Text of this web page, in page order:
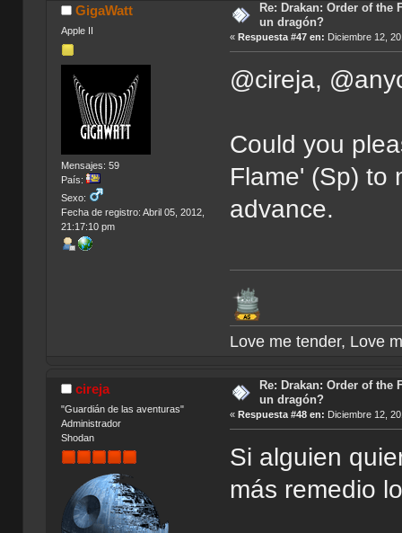
GigaWatt
Apple II
Mensajes: 59
País:
Sexo:
Fecha de registro: Abril 05, 2012,
21:17:10 pm
Re: Drakan: Order of the
un dragón?
«Respuesta #47 en: Diciembre 12,
@cireja,
Could you
Flame' (Sp) to
advance.
Love me tender, Love
cireja
"Guardián de las aventuras"
Administrador
Shodan
Re: Drakan: Order of the
un dragón?
« Respuesta #48 en: Diciembre 12,
Si alguien
más remedio